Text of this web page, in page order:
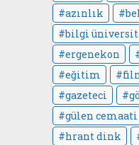
azınlık
bilgi
ergenekon
eğitim
gazeteci
gülen cemaati
hrant dink